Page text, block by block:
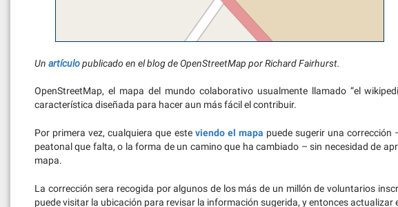
Un artículopublicado en el blog de OpenStreetMap por Richard Fairhurst.
OpenStreetMap, el mapa del mundo colaborativo usualmente llamado “el
característica diseñada para hacer aun más fácil el contribuir.
Por primera vez, cualquiera que este viendo el mapa puede sugerir una corrección
peatonal que falta, o la forma de un camino que ha cambiado – sin necesidad de
mapa.
La corrección sera recogida por algunos de los más de un millón de voluntarios
puede visitar la ubicación para revisar la información sugerida, y entonces actualizar